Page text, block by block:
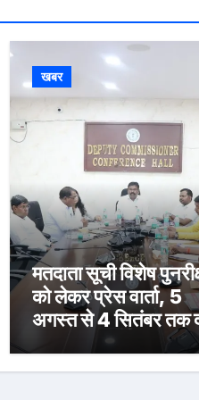
खबर
मतदाता सूची विशेष
को लेकर प्रेस वार्ता, 5
अगस्त से 4 सितंबर तक
होंगे दावा-आपत्ति